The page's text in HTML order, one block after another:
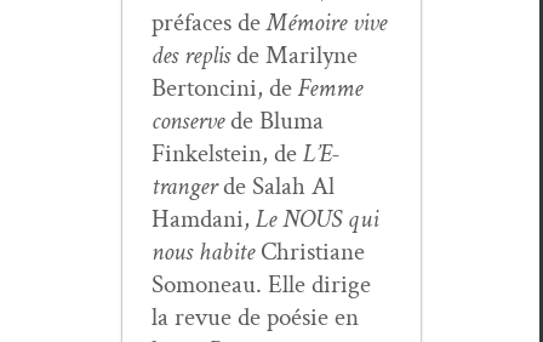
pré­faces deMémoire vive
des replisde Mar­i­lyne
Bertonci­ni, deFemme
con­servede Bluma
Finkel­stein, deL’E­
trangerde Salah Al
Ham­dani, Le NOUS qui
nous habiteChris­tiane
Somoneau. Elle dirige
la revue de poésie en